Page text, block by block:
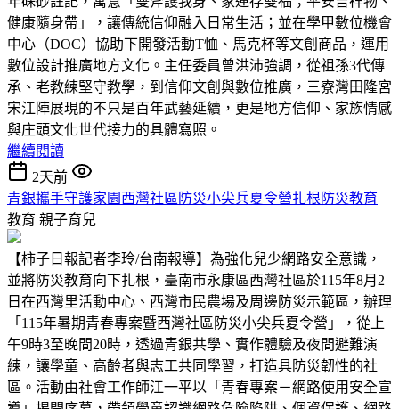
健康隨身帶」，讓傳統信仰融入日常生活；並在學甲數位機會
中心（DOC）協助下開發活動T恤、馬克杯等文創商品，運用
數位設計推廣地方文化。主任委員曾洪沛強調，從祖孫3代傳
承、老教練堅守教學，到信仰文創與數位推廣，三寮灣田隆宮
宋江陣展現的不只是百年武藝延續，更是地方信仰、家族情感
與庄頭文化世代接力的具體寫照。
繼續閱讀
2天前
青銀攜手守護家園西灣社區防災小尖兵夏令營扎根防災教育
教育 親子育兒
【柿子日報記者李玲/台南報導】為強化兒少網路安全意識，
並將防災教育向下扎根，臺南市永康區西灣社區於115年8月2
日在西灣里活動中心、西灣市民農場及周邊防災示範區，辦理
「115年暑期青春專案暨西灣社區防災小尖兵夏令營」，從上
午9時3至晚間20時，透過青銀共學、實作體驗及夜間避難演
練，讓學童、高齡者與志工共同學習，打造具防災韌性的社
區。活動由社會工作師江一平以「青春專案－網路使用安全宣